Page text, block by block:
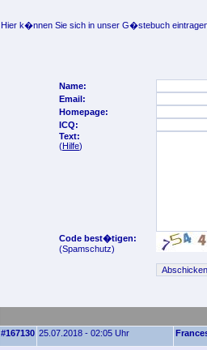
Hier k�nnen Sie sich in unser G�stebuch
Name:
Email:
Homepage:
ICQ:
Text:
(Hilfe)
Code best�tigen:
(Spamschutz)
#167130 25.07.2018 - 02:05 Uhr